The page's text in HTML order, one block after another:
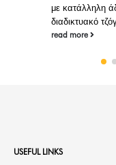
με κατάλληλη
διαδικτυακό
read more
USEFUL LINKS